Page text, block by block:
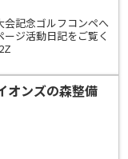
会記念ゴルフコンペへ
ジ活動日記をご覧く
オンズの森整備